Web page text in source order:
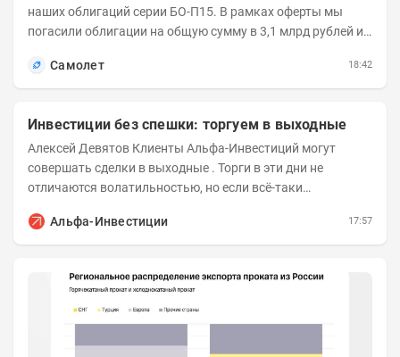
наших облигаций серии БО-П15. В рамках оферты мы
погасили облигации на общую сумму в 3,1 млрд рублей из
Самолет
18:42
Инвестиции без спешки: торгуем в выходные
Алексей Девятов Клиенты Альфа-Инвестиций могут
совершать сделки в выходные . Торги в эти дни не
отличаются волатильностью, но если всё-таки
Альфа-Инвестиции
17:57